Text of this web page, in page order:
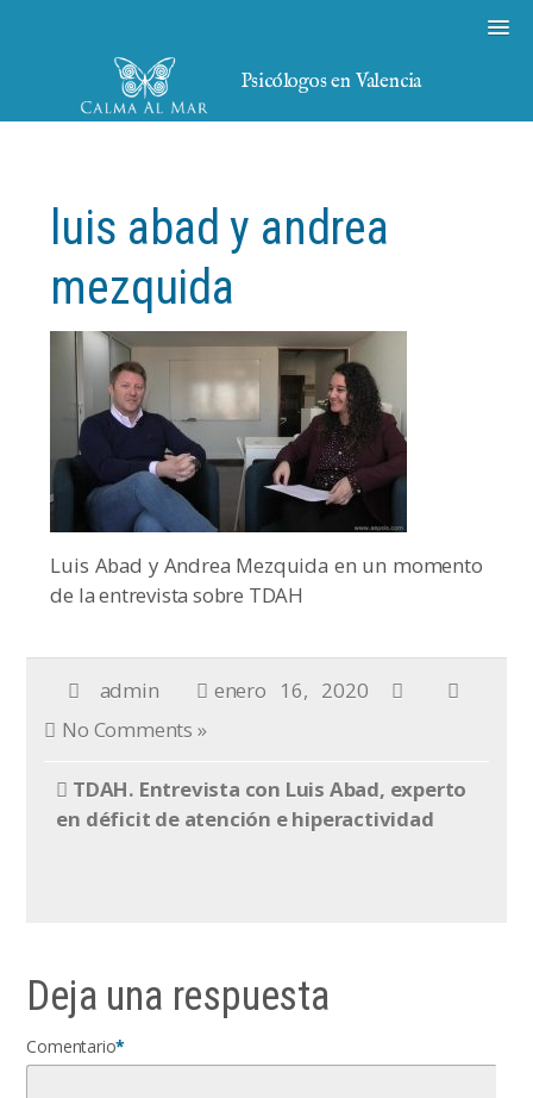
Psicólogos en Valencia
luis abad y andrea
mezquida
Luis Abad y Andrea Mezquida en un momento
de la entrevista sobre TDAH
admin
enero 16, 2020
No Comments »
TDAH. Entrevista con Luis Abad, experto
en déficit de atención e hiperactividad
Deja una respuesta
Comentario*